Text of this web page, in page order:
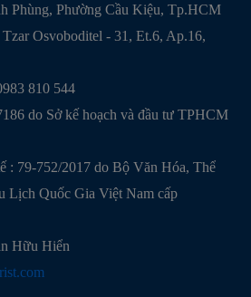
Phùng, Phường Cầu Kiệu, Tp.HCM
Osvoboditel - 31, Et.6, Ap.16,
810 544
do Sở kế hoạch và đầu tư TPHCM
: 79-752/2017 do Bộ Văn Hóa, Thể
Lịch Quốc Gia Việt Nam cấp
Hữu Hiển